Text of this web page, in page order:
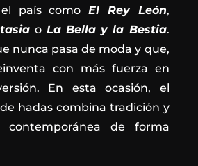
el país comoEl Rey León,
o La Bella y la Bestia.
nunca pasa de moda y que,
con más fuerza en
En esta ocasión, el
hadas combina tradición y
contemporánea de forma